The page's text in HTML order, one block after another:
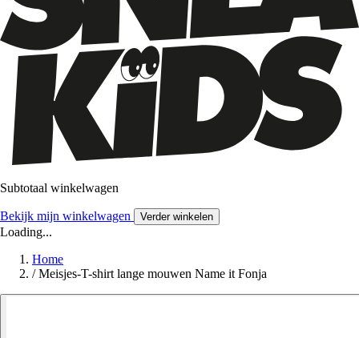
Subtotaal winkelwagen
Bekijk mijn winkelwagen Verder winkelen
Loading...
Home
/ Meisjes-T-shirt lange mouwen Name it Fonja